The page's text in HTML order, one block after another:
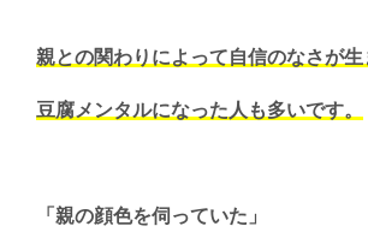
親との関わりによって自信のなさが生
豆腐メンタルになった人も多いです。
「親の顔色を伺っていた」